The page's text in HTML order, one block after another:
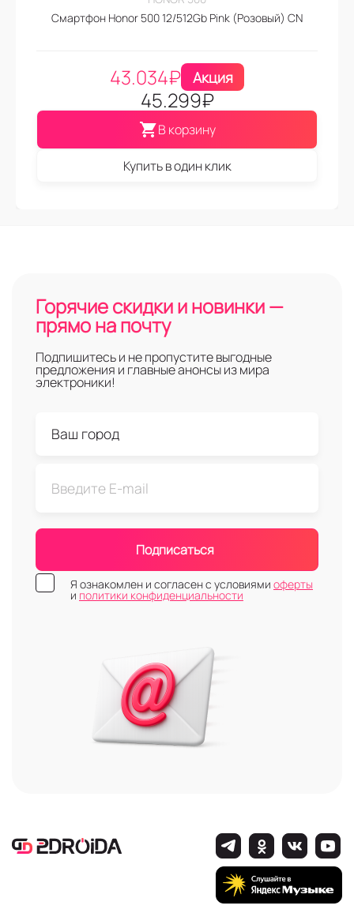
Смартфон Honor 500 12/512Gb Pink (Розовый) CN
43.034₽ Акция
45.299₽
В корзину
Купить в один клик
Горячие скидки и новинки —
прямо на почту
Подпишитесь и не пропустите выгодные
предложения и главные анонсы из мира
электроники!
Подписаться
Я ознакомлен и согласен с условиями оферты
и политики конфиденциальности